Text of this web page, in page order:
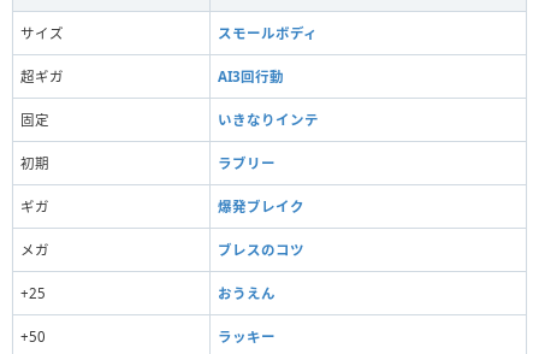
サイズ スモールボディ
超ギガ AI3回行動
固定 いきなりインテ
初期 ラブリー
ギガ 爆発ブレイク
メガ ブレスのコツ
+25 おうえん
+50 ラッキー